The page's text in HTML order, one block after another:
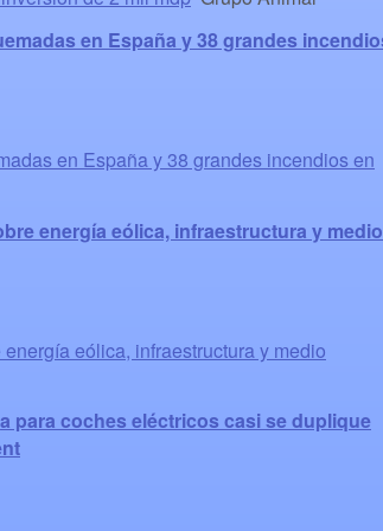
en España y 38 grandes
en España y 38 grandes incendios en
energía eólica, infraestructura y medio
eólica, infraestructura y medio
para coches eléctricos casi se duplique